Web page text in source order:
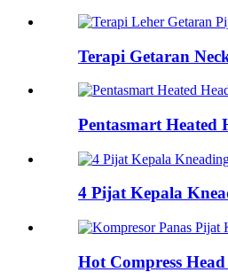
Terapi Getaran
Pentasmart Heated
4 Pijat Kepala
Hot Compress